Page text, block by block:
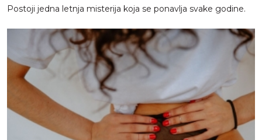
Postoji jedna letnja misterija koja se ponavlja svake godine.